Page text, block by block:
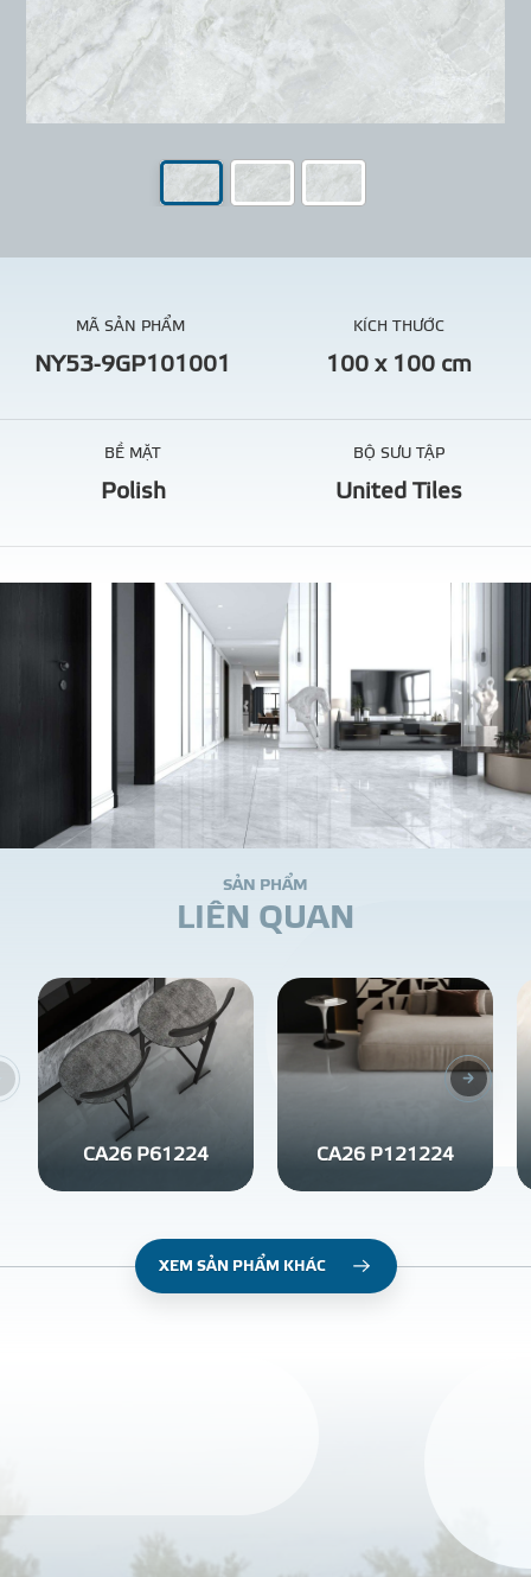
MÃ SẢN PHẨM
NY53-9GP101001
KÍCH THƯỚC
100 x 100 cm
BỀ MẶT
Polish
BỘ SƯU TẬP
United Tiles
SẢN PHẨM
LIÊN QUAN
CA26 P61224 CA26 P121224
XEM SẢN PHẨM KHÁC